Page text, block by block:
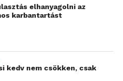
elhanyagolni az
karbantartást
kedv nem csökken, csak